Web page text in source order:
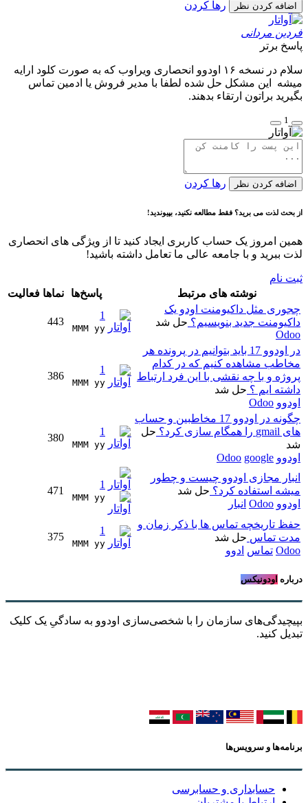
اضافه کردن نظر رها کردن
فردین مردانی
پاسخ برتر
سلام در نسخه ۱۶ اودوو انحصاری ویراوب که به صورت کلود ارايه
میشه این مشکل حل شده لطفا با مدیر فروش یا ادمین تماس
بگیرید براتون ارتقاء بدهند.
1
اضافه کردن نظر رها کردن
از بحث لذت می برید؟ فقط مطالعه نکنید، بپیوندید!
همین امروز یک حساب کاربری ایجاد کنید تا از ویژگی های انحصاری
لذت ببرید و با جامعه عالی ما تعامل داشته باشید!
ثبت نام
نوشته های مرتبط
پاسخ‌ها نماها فعالیت
چجوری مثل داکیومنت اودو یک
داکیومنت جدید بنویسیم؟ حل شد
Odoo
1
MMM yy
443
در اودوو 17 باید بتوانیم در پرونده هر
مخاطب مشاهده کنیم که در کدام
پروژه و با چه نقشی با این فرد ارتباط
داشته ایم ؟ حل شد
اودوو Odoo
1
MMM yy
386
چگونه در اودوو 17 مخاطبین و حساب
های gmail را همگام سازی کرد؟
حل
شد
اودوو
Odoo google
1
MMM yy
380
انبار مجازی اودوو چیست و چطور
میشه استفاده کرد؟ حل شد
اودوو Odoo انبار
1
MMM yy
471
حفظ تاریخچه تماس ها با ذکر زمان و
مدت تماس حل شد
Odoo تماس ادوو
1
MMM yy
375
درباره اودونیکس
بپیچیدگی‌های سازمان را با شخصی‌سازی اودوو به سادگیِ یک کلیک
تبدیل کنید.
برنامه‌ها و سرویس‌ها
حسابداری و حسابرسی